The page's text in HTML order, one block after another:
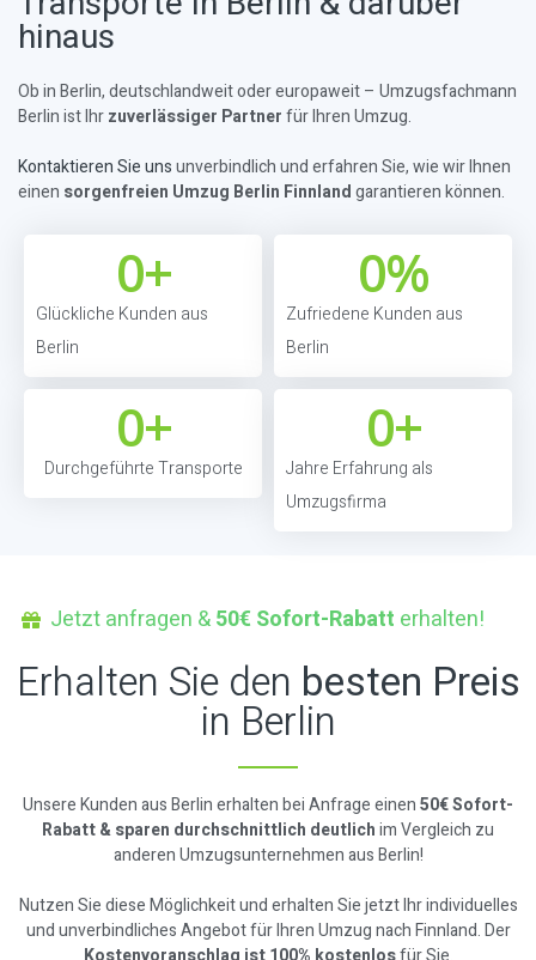
hinaus
Ob in Berlin, deutschlandweit oder europaweit – Umzugsfachmann
Berlin ist Ihrzuverlässiger Partnerfür Ihren Umzug.
Kontaktieren Sie unsunverbindlich und erfahren Sie, wie wir Ihnen
einen sorgenfreien Umzug Berlin Finnlandgarantieren können.
Glückliche Kunden aus
Berlin
0+
Zufriedene Kunden aus
Berlin
0%
Durchgeführte Transporte
0+
Jahre Erfahrung als
Umzugsfirma
0+
Jetzt anfragen &50€ Sofort-Rabatt erhalten!
Erhalten Sie den besten Preis
in Berlin
Unsere Kunden aus Berlin erhalten bei Anfrage einen50€ Sofort-
Rabatt & sparen durchschnittlich deutlichim Vergleich zu
anderen Umzugsunternehmen aus Berlin!
Nutzen Sie diese Möglichkeit und erhalten Sie jetzt Ihr individuelles
und unverbindliches Angebot für Ihren Umzug nach Finnland. Der